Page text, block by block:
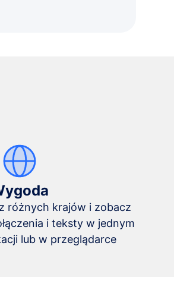
różnych krajów i zobacz
i teksty w jednym
lub w przeglądarce